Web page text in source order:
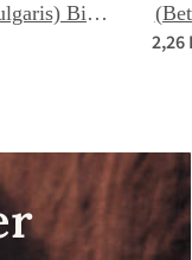
Bio
2,26